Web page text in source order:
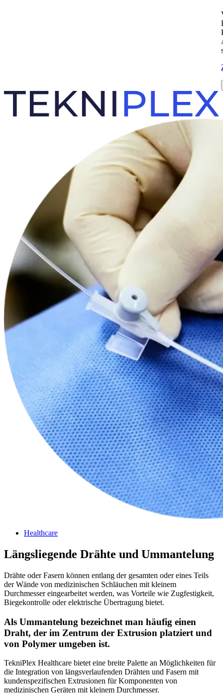
Healthcare
Längsliegende Drähte und Ummantelung
Drähte oder Fasern können entlang der gesamten oder eines Teils
der Wände von medizinischen Schläuchen mit kleinem
Durchmesser eingearbeitet werden, was Vorteile wie Zugfestigkeit,
Biegekontrolle oder elektrische Übertragung bietet.
Als Ummantelung bezeichnet man häufig einen
Draht, der im Zentrum der Extrusion platziert und
von Polymer umgeben ist.
TekniPlex Healthcare bietet eine breite Palette an Möglichkeiten für
die Integration von längsverlaufenden Drähten und Fasern mit
kundenspezifischen Extrusionen für Komponenten von
medizinischen Geräten mit kleinem Durchmesser.